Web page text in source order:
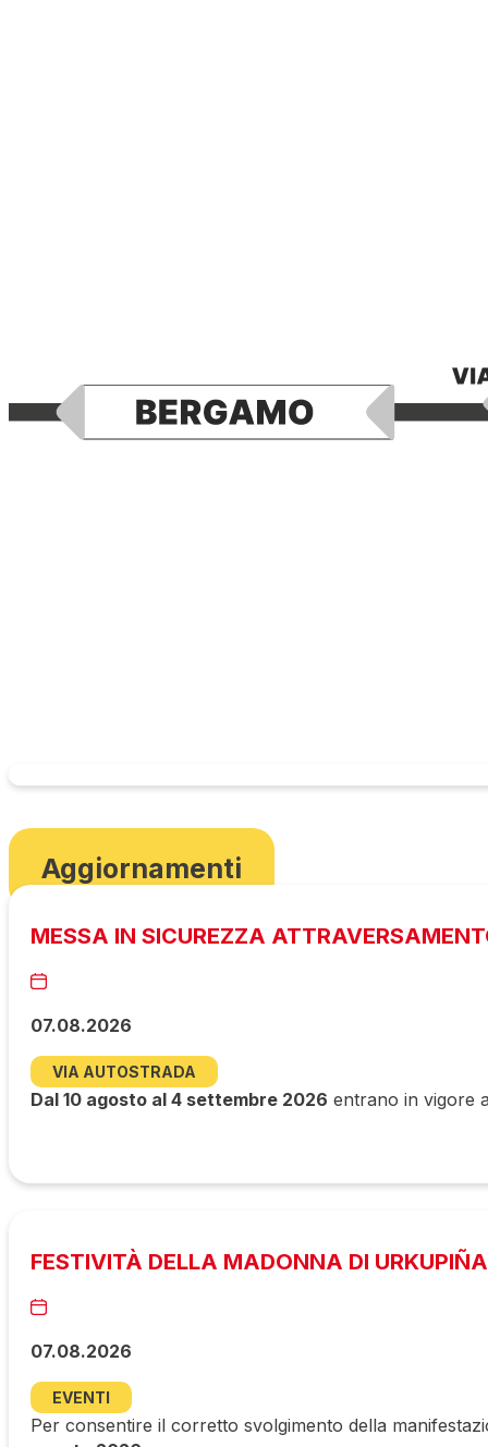
Aggiornamenti
MESSA IN SICUREZZA
07.08.2026
VIA AUTOSTRADA
Dal 10 agosto al 4 settembre 2026 entrano in vigore
FESTIVITÀ DELLA MADONNA DI URKUPIÑA
07.08.2026
EVENTI
Per consentire il corretto svolgimento della